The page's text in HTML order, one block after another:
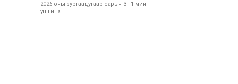
2026 оны зургаадугаар сарын 3 · 1 мин
уншина